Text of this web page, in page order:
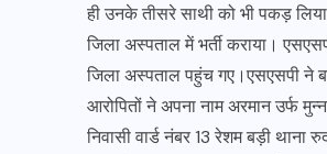
ही उनके तीसरे साथी को भी पकड़
जिला अस्पताल में भर्ती कराया।
जिला अस्पताल पहुंच गए।एसएसपी ने
आरोपितों ने अपना नाम अरमान उर्फ
निवासी वार्ड नंबर 13 रेशम बड़ी थाना